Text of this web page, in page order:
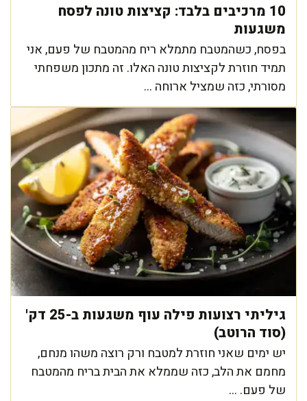
10 מרכיבים בלבד: קציצות טונה לפסח
משגעות
בפסח, כשהמטבח מתמלא ריח מהמטבח של פעם, אני
תמיד חוזרת לקציצות טונה האלו. זה מתכון משפחתי
מסורתי, כזה שמציל ארוחה ...
גיליתי רצועות פילה עוף משגעות ב-25 דק'
(סוד הרוטב)
יש ימים שאני חוזרת למטבח ורק רוצה משהו מנחם,
מחמם את הלב, כזה שממלא את הבית בריח מהמטבח
של פעם. ...